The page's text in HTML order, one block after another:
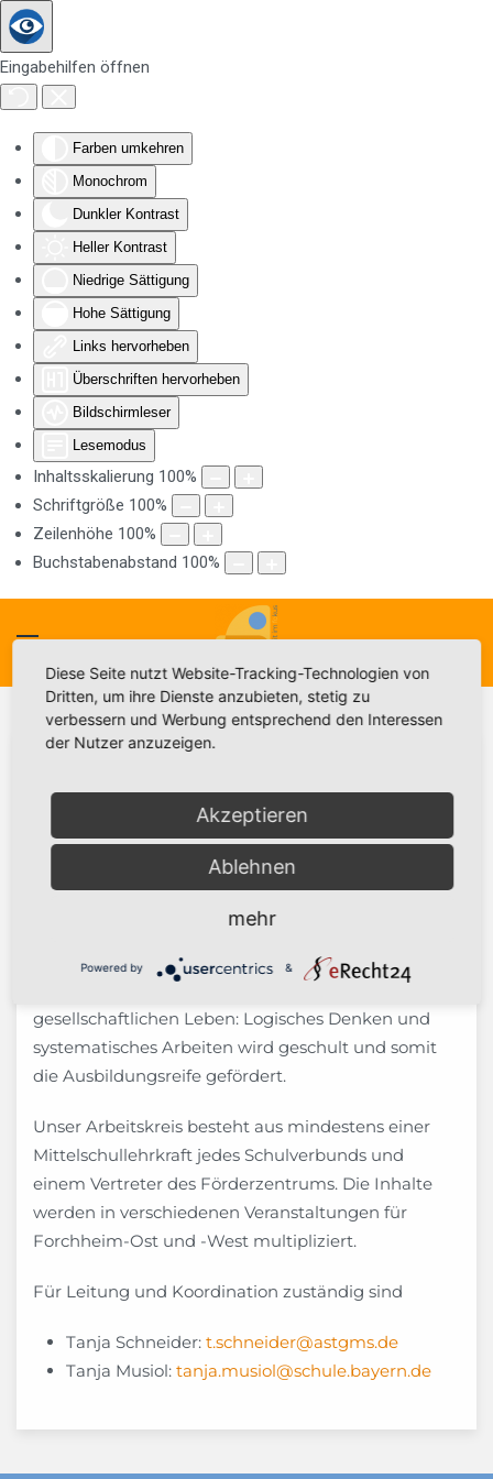
Eingabehilfen öffnen
Farben umkehren
Monochrom
Dunkler Kontrast
Heller Kontrast
Niedrige Sättigung
Hohe Sättigung
Links hervorheben
Überschriften hervorheben
Bildschirmleser
Lesemodus
Inhaltsskalierung 100%
Schriftgröße 100%
Zeilenhöhe 100%
Buchstabenabstand 100%
Zum Hauptinhalt springen
AK Mathematik Mittelschule
Der Arbeitskreis Mathematik wurde bayernweit
eingerichtet, um den Mathematikunterricht durch
Fortbildungen zu stärken. Mathematische
Kompetenzen schaffen wesentliche
gesellschaftlichen Leben: Logisches Denken und
systematisches Arbeiten wird geschult und somit
die Ausbildungsreife gefördert.
Unser Arbeitskreis besteht aus mindestens einer
Mittelschullehrkraft jedes Schulverbunds und
einem Vertreter des Förderzentrums. Die Inhalte
werden in verschiedenen Veranstaltungen für
Forchheim-Ost und -West multipliziert.
Für Leitung und Koordination zuständig sind
Tanja Schneider: t.schneider@astgms.de
Tanja Musiol: tanja.musiol@schule.bayern.de
Diese Seite nutzt Website-Tracking-Technologien von
Dritten, um ihre Dienste anzubieten, stetig zu
verbessern und Werbung entsprechend den Interessen
der Nutzer anzuzeigen.
Akzeptieren
Ablehnen
mehr
Powered by &